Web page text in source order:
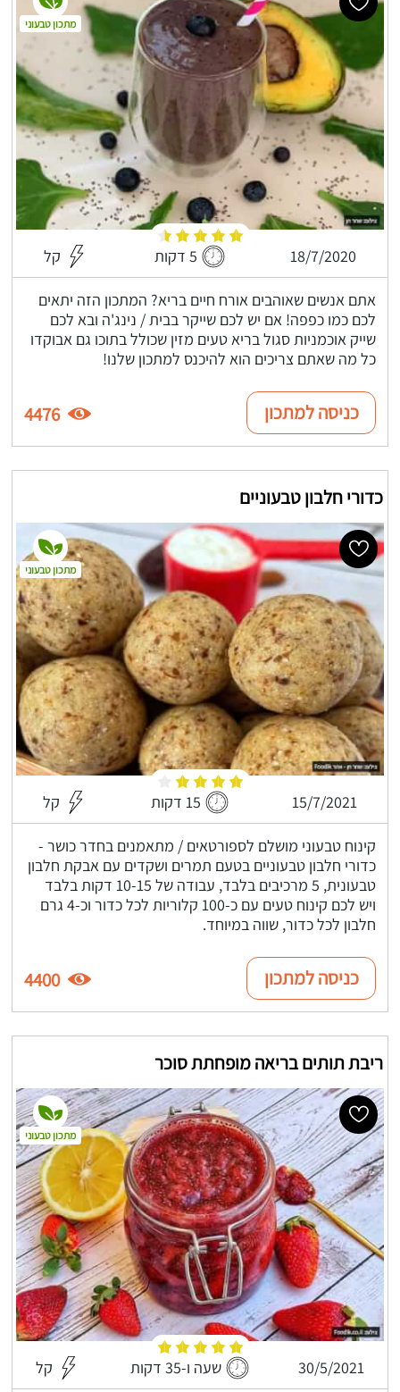
18/7/2020 5 דקות קל
אתם אנשים שאוהבים אורח חיים בריא? המתכון הזה יתאים
לכם כמו כפפה! אם יש לכם שייקר בבית / נינג'ה ובא לכם
שייק אוכמניות סגול בריא טעים מזין שכולל בתוכו גם אבוקדו
כל מה שאתם צריכים הוא להיכנס למתכון שלנו!
מתכון טבעוני
כניסה למתכון 4476
כדורי חלבון טבעוניים
15/7/2021 15 דקות קל
קינוח טבעוני מושלם לספורטאים / מתאמנים בחדר כושר -
כדורי חלבון טבעוניים בטעם תמרים ושקדים עם אבקת חלבון
טבעונית, 5 מרכיבים בלבד, עבודה של 10-15 דקות בלבד
ויש לכם קינוח טעים עם כ-100 קלוריות לכל כדור וכ-4 גרם
חלבון לכל כדור, שווה במיוחד.
מתכון טבעוני
כניסה למתכון 4400
ריבת תותים בריאה מופחתת סוכר
30/5/2021 שעה ו-35 דקות קל
מתכון טבעוני